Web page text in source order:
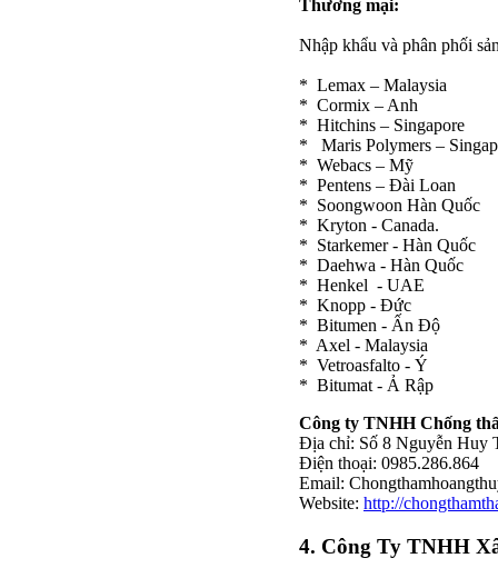
Thương mại:
Nhập khẩu và phân phối
* Lemax – Malaysia
* Cormix – Anh
* Hitchins – Singapore
* Maris Polymers –
* Webacs – Mỹ
* Pentens – Đài Loan
* Soongwoon Hàn Quốc
* Kryton - Canada.
* Starkemer - Hàn Quốc
* Daehwa - Hàn Quốc
* Henkel - UAE
* Knopp - Đức
* Bitumen - Ấn Độ
* Axel - Malaysia
* Vetroasfalto - Ý
* Bitumat - Ả Rập
Công ty TNHH Chống
Địa chỉ: Số 8 Nguyễn Huy
Điện thoại: 0985.286.864
Email:
Website: http://
4. Công Ty TNHH